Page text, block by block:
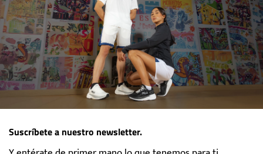
Suscríbete a nuestro newsletter.